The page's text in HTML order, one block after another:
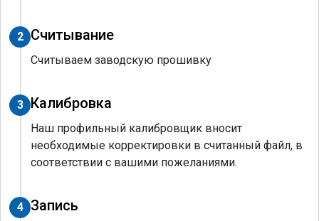
2 Считывание
Считываем заводскую прошивку
3 Калибровка
Наш профильный калибровщик вносит
необходимые корректировки в считанный файл, в
соответствии с вашими пожеланиями.
4 Запись